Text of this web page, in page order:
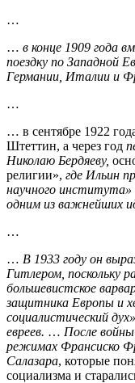
…
… в конце 1909 года
поездку по Западной
Германии, Италии и
…
… в сентябре 1922
Штеттин, а через год
Николаю Бердяеву,
религии», где Ильин
научного института»
одним из важнейших
…
… В 1933 году он
Гитлером, поскольку
большевистское
защитника Европы и
социалистический
евреев. … После
режимах Франсиско
Салазара, которые
социализма и